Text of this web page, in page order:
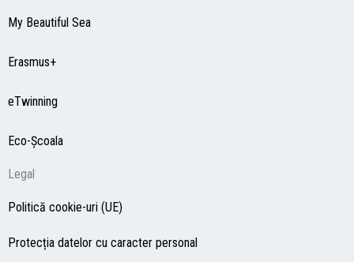
My Beautiful Sea
Erasmus+
eTwinning
Eco-Şcoala
Legal
Politică cookie-uri (UE)
Protecția datelor cu caracter personal